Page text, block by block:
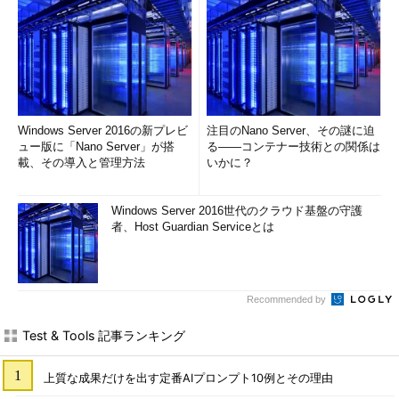
Windows Server 2016の新プレビ
ュー版に「Nano Server」が搭
載、その導入と管理方法
注目のNano Server、その謎に迫
る――コンテナー技術との関係は
いかに？
Windows Server 2016世代のクラウド基盤の守護
者、Host Guardian Serviceとは
Recommended by
Test & Tools 記事ランキング
上質な成果だけを出す定番AIプロンプト10例とその理由